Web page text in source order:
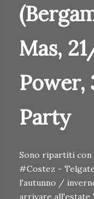
Mas,
Power,
Party
Sono ripartiti con
#Costez -
l'autunno /
arrivare all'estate